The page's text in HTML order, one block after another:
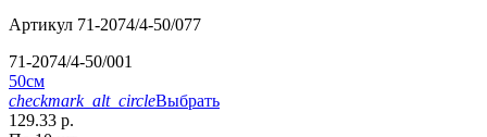
Артикул 71-2074/4-50/077
71-2074/4-50/001
50см
checkmark_alt_circleВыбрать
129.33 р.